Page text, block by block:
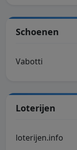
Schoenen
Vabotti
Loterijen
loterijen.info